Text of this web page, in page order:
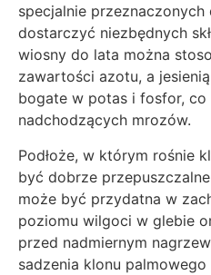
specjalnie
dostarczyć niezbędnych
wiosny do lata można
zawartości azotu, a
bogate w potas i fosfor,
nadchodzących mrozów.
Podłoże, w którym rośnie
być dobrze
może być przydatna w
poziomu wilgoci w glebie
przed nadmiernym
sadzenia klonu